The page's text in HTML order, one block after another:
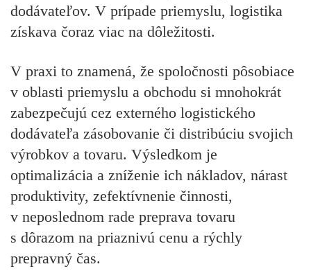
dodávateľov. V prípade priemyslu, logistika
získava čoraz viac na dôležitosti.
V praxi to znamená, že spoločnosti pôsobiace
v oblasti priemyslu a obchodu si mnohokrát
zabezpečujú cez externého logistického
dodávateľa zásobovanie či distribúciu svojich
výrobkov a tovaru. Výsledkom je
optimalizácia a zníženie ich nákladov, nárast
produktivity, zefektívnenie činnosti,
v neposlednom rade preprava tovaru
s dôrazom na priaznivú cenu a rýchly
prepravný čas.